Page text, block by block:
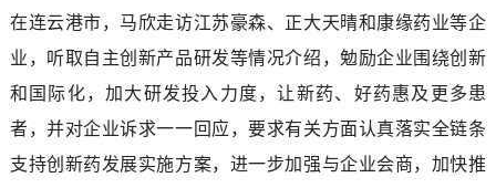
在连云港市，马欣走访江苏豪森、正大天晴和康缘药业等企
业，听取自主创新产品研发等情况介绍，勉励企业围绕创新
和国际化，加大研发投入力度，让新药、好药惠及更多患
者，并对企业诉求一一回应，要求有关方面认真落实全链条
支持创新药发展实施方案，进一步加强与企业会商，加快推